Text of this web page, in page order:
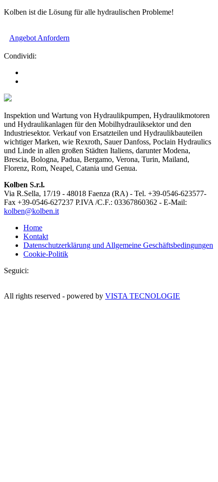
Kolben ist die Lösung für alle hydraulischen Probleme!
Angebot Anfordern
Condividi:
Inspektion und Wartung von Hydraulikpumpen, Hydraulikmotoren
und Hydraulikanlagen für den Mobilhydrauliksektor und den
Industriesektor. Verkauf von Ersatzteilen und Hydraulikbauteilen
wichtiger Marken, wie Rexroth, Sauer Danfoss, Poclain Hydraulics
und Linde in allen großen Städten Italiens, darunter Modena,
Brescia, Bologna, Padua, Bergamo, Verona, Turin, Mailand,
Florenz, Rom, Neapel, Catania und Genua.
Kolben S.r.l.
Via R.Sella, 17/19 - 48018 Faenza (RA) - Tel. +39-0546-623577-
Fax +39-0546-627237 P.IVA /C.F.: 03367860362 - E-Mail:
kolben@kolben.it
Home
Kontakt
Datenschutzerklärung und Allgemeine Geschäftsbedingungen
Cookie-Politik
Seguici:
All rights reserved - powered by VISTA TECNOLOGIE